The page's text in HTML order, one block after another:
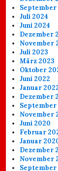
September
Juli 2024
Juni 2024
Dezember
November
Juli 2023
März 2023
Oktober
Juni 2022
Januar
Dezember
September
November
Juni 2020
Februar
Januar
Dezember
November
September